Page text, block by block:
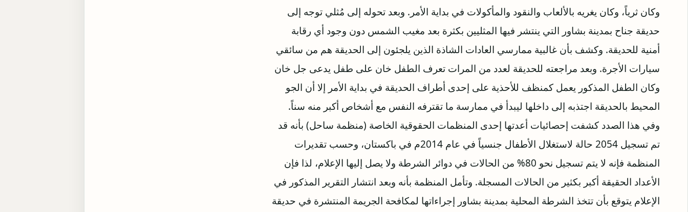
وكان ثرياً، وكان يغريه بالألعاب والنقود والمأكولات في بداية الأمر. وبعد تحوله إلى مُثلي توجه إلى
حديقة جناح بمدينة بشاور التي ينتشر فيها المثليين بكثرة بعد مغيب الشمس دون وجود أي رقابة
أمنية للحديقة. وكشف بأن غالبية ممارسي العادات الشاذة الذين يلجئون إلى الحديقة هم من سائقي
سيارات الأجرة. وبعد مراجعته للحديقة لعدد من المرات تعرف الطفل خان على طفل يدعى جل خان
وكان الطفل المذكور يعمل كمنظف للأحذية على إحدى أطراف الحديقة في بداية الأمر إلا أن الجو
المحيط بالحديقة اجتذبه إلى داخلها ليبدأ في ممارسة ما تقترفه النفس مع أشخاص أكبر منه سناً.
وفي هذا الصدد كشفت إحصائيات أعدتها إحدى المنظمات الحقوقية الخاصة (منظمة ساحل) بأنه قد
تم تسجيل 2054 حالة لاستغلال الأطفال جنسياً في عام 2014م في باكستان، وحسب تقديرات
المنظمة فإنه لا يتم تسجيل نحو 80% من الحالات في دوائر الشرطة ولا يصل إليها الإعلام، لذا فإن
الأعداد الحقيقة أكبر بكثير من الحالات المسجلة. وتأمل المنظمة بأنه وبعد انتشار التقرير المذكور في
الإعلام يتوقع بأن تتخذ الشرطة المحلية بمدينة بشاور إجراءاتها لمكافحة الجريمة المنتشرة في حديقة